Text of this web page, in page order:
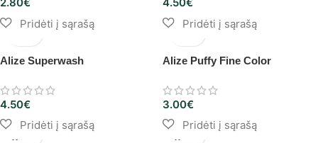
Alize Superwash
4.50€
Alize Puffy Fine Color
3.00€